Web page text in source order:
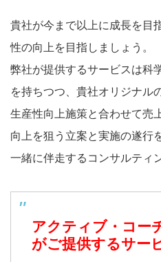
貴社が今まで以上に成長を目
性の向上を目指しましょう。
弊社が提供するサービスは科
を持ちつつ、貴社オリジナル
生産性向上施策と合わせて売
向上を狙う立案と実施の遂行
一緒に伴走するコンサルティ
アクティブ・コー
がご提供するサー